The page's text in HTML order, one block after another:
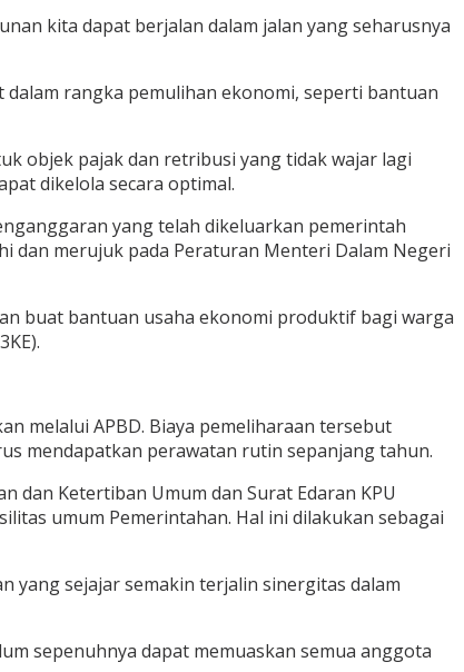
kita dapat berjalan dalam jalan yang seharusnya
rangka pemulihan ekonomi, seperti bantuan
objek pajak dan retribusi yang tidak wajar lagi
dikelola secara optimal.
yang telah dikeluarkan pemerintah
dan merujuk pada Peraturan Menteri Dalam Negeri
buat bantuan usaha ekonomi produktif bagi warga
melalui APBD. Biaya pemeliharaan tersebut
mendapatkan perawatan rutin sepanjang tahun.
dan Ketertiban Umum dan Surat Edaran KPU
umum Pemerintahan. Hal ini dilakukan sebagai
yang sejajar semakin terjalin sinergitas dalam
sepenuhnya dapat memuaskan semua anggota